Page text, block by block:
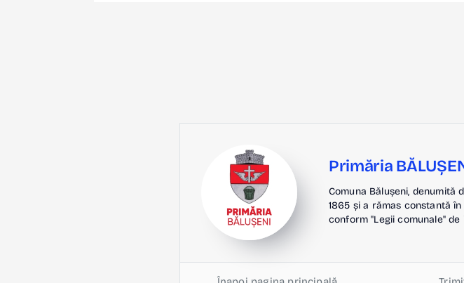
Primăria
Comuna Bălușeni,
1865 și a rămas constantă
conform "Legii comunale"